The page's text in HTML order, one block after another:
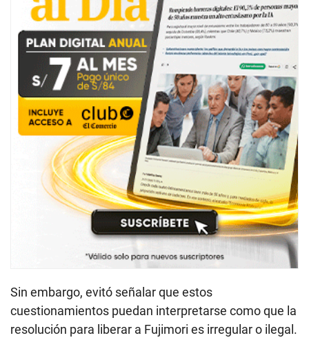
Sin embargo, evitó señalar que estos
cuestionamientos puedan interpretarse como que la
resolución para liberar a Fujimori es irregular o ilegal.